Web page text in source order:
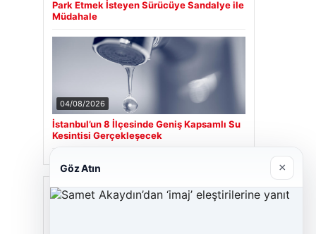
Park Etmek İsteyen Sürücüye Sandalye ile
Müdahale
04/08/2026
İstanbul’un 8 İlçesinde Geniş Kapsamlı Su
Kesintisi Gerçekleşecek
Son Eklenen Firmalar
Göz Atın ×